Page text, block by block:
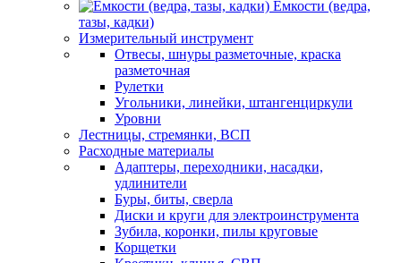
Ёмкости (ведра,
тазы, кадки)
Измерительный инструмент
Отвесы, шнуры разметочные, краска
разметочная
Рулетки
Угольники, линейки, штангенциркули
Уровни
Лестницы, стремянки, ВСП
Расходные материалы
Адаптеры, переходники, насадки,
удлинители
Буры, биты, сверла
Диски и круги для электроинструмента
Зубила, коронки, пилы круговые
Корщетки